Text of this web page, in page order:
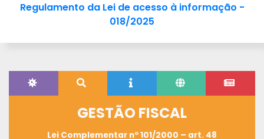
Regulamento da Lei de acesso à informação -
018/2025
GESTÃO FISCAL
Lei Complementar nº 101/2000 – art. 48